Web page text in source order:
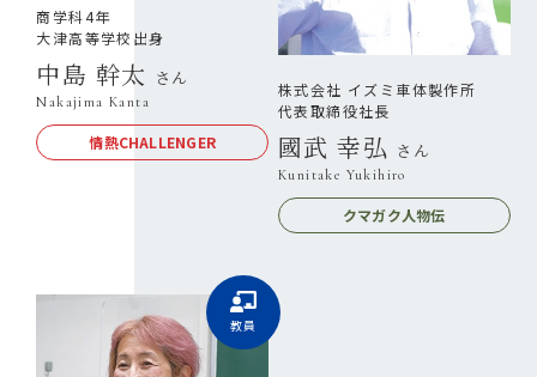
商学科4年
大津高等学校出身
中島 幹太 さん
Nakajima Kanta
情熱CHALLENGER
株式会社 イズミ車体製作所
代表取締役社長
國武 幸弘 さん
Kunitake Yukihiro
クマガク人物伝
教員